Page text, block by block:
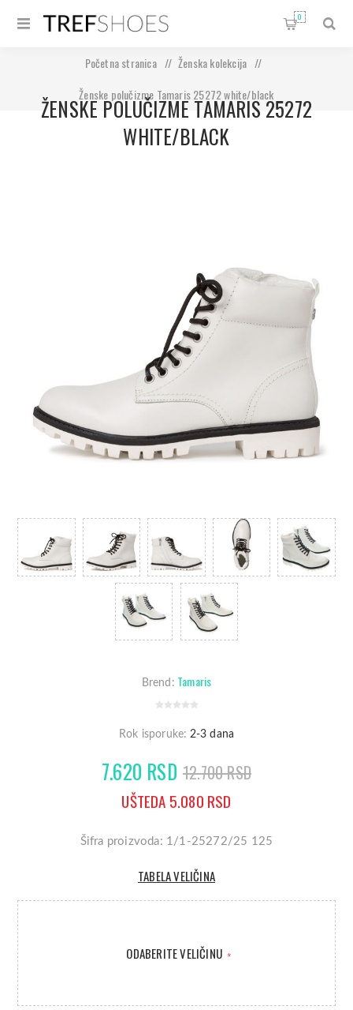
0
Početna stranica / Ženska kolekcija
/
Ženske polučizme Tamaris 25272 white/black
ŽENSKE POLUČIZME TAMARIS 25272
WHITE/BLACK
Brend: Tamaris
Rok isporuke: 2-3 dana
7.620 RSD 12.700 RSD
UŠTEDA 5.080 RSD
Šifra proizvoda: 1/1-25272/25 125
TABELA VELIČINA
ODABERITE VELIČINU *